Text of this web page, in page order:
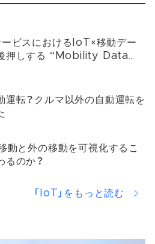
ービスにおけるIoT×移動デー
押しする “Mobility Data
運転？クルマ以外の自動運転を
移動と外の移動を可視化するこ
るのか？
「IoT」をもっと読む